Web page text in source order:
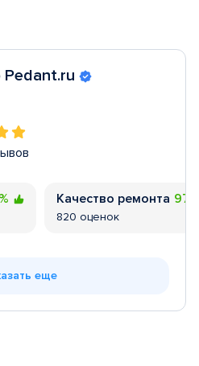
Качество ремонта
820 оценок
еще